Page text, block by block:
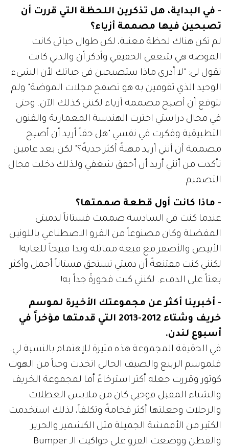
- في البداية، هل تذكرين اللحظة التي قررت أن
تصبحين فيها مصممة أزياء؟
لم تكن هناك لحظة معنية، لكن طوال حياتي كانت
الموضة هي شغفي الحقيقي وأذكر أن والدتي كانت
تقول لي: "لا أدري ماذا ستصبحين في حياتك لأن الشيء
الوحيد الذي تقومين به هو تصفح مجلات الموضة" ولم
تتوقع أن أصبح مصممة أزياء لكنني كذلك الآن. وحتى
في مجال دراستي اخترت الهندسة المعمارية والفنون
التطبيقية وفكرت في نفسي "هل حقاً أريد أن أصبح
مصممة أن أنني أريد مهنةً أكثر جديةً؟" لكن بعد عامين
تأكدت من أنني أريد أن أحقق شغفي ولذلك دخلت مجال
التصميم.
- ماذا كانت أول قطعة صممتها؟
عندما كنت في السادسة صممت فستاناً لدميتي
المفضلة وكان مصنوعاً من الفرو الاصطناعي باللونين
الأبيض والأصفر مع قبعة مماثلة وبدا قبيحاً للغاية!
لكنني كنت مقتنعةً أن دميتي تستحق فستاناً أجمل وأكثر
بعثاً على الدفء. لكنني كنت فخورةً جداً به!
- أخبرينا أكثر عن مجموعتك الأخيرة لموسم
خريف وشتاء 2012-2013 التي قدمتها مؤخراً في
أسبوع لندن.
في الحقيقة المجموعة هذه مثيرة للإهتمام بالنسبة لي،
فلموسم الربيع والصيف الحالي اتخذت وحياً من الهوت
كوتور وقررت جعله أكثر استرخاءً أما لمجموعة الخريف
والشتاء المقبل فوحيي كان من ملابس العطلات
والرحلات وجعلتها أكثر فخامةً وتكلفاً، لذلك استخدمت
الكثير من الأقمشة الجميلة مثل الكشمير والحرير
والقطن ووضعت الفرو على جواكيت الـ Bumper